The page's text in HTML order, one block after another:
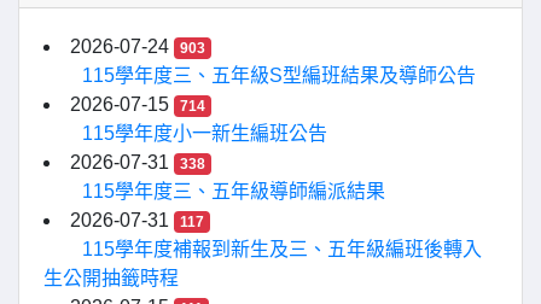
2026-07-24 903
115學年度三、五年級S型編班結果及導師公告
2026-07-15
714
115學年度小一新生編班公告
2026-07-31
338
115學年度三、五年級導師編派結果
2026-07-31
117
115學年度補報到新生及三、五年級編班後轉入
生公開抽籤時程